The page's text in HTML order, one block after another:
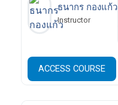
ธนากร กองแก้ว
Instructor
ACCESS COURSE